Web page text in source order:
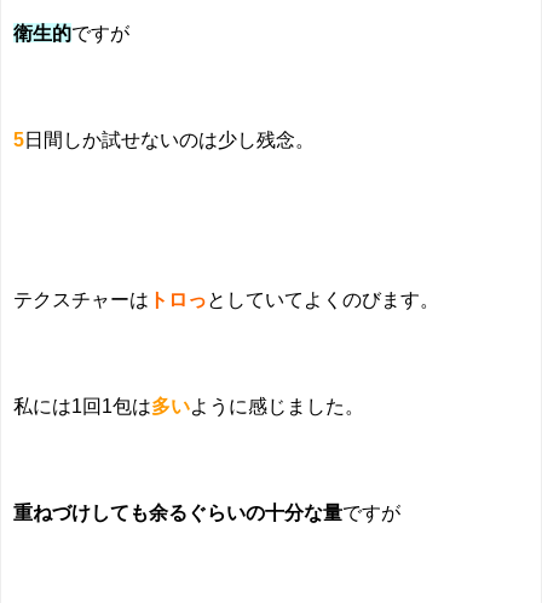
衛生的ですが
5日間しか試せないのは少し残念。
テクスチャーは トロっ としていてよくのびます。
私には1回1包は多い ように感じました。
重ねづけしても余るぐらいの十分な量ですが